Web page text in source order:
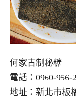
何家古制秘糖
電話：0960-956-
地址：新北市板